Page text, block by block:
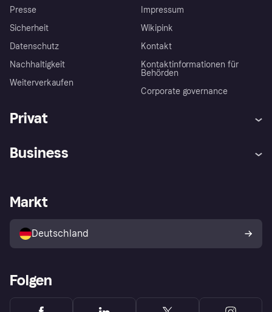
Presse
Sicherheit
Datenschutz
Nachhaltigkeit
Weiterverkaufen
Impressum
Wikipink
Kontakt
Kontaktinformationen für
Behörden
Corporate governance
Privat
Klarna App
Shops entdecken
Käuferschutzrichtlinie
Dein Widerrufsrecht
Business
Händlerportal
Markt
Deutschland
Folgen